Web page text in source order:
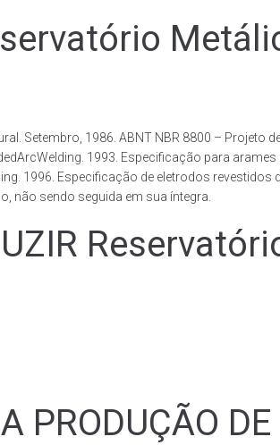
Setembro, 1986. ABNT NBR 8800 – Projeto
1993. Especificação para arames
1996. Especificação de eletrodos revestidos
não sendo seguida em sua íntegra.
PRODUÇÃO DE